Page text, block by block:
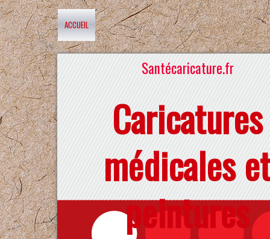
ACCUEIL
Santécaricature.fr
Caricatures
médicales
peintures